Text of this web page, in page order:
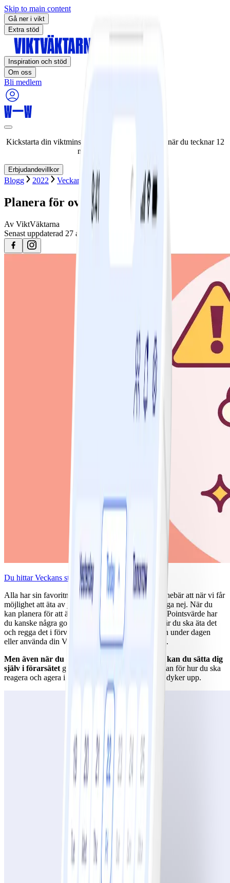
Skip to main content
Gå ner i vikt
Extra stöd
Inspiration och stöd
Om oss
Bli medlem
Kickstarta din viktminskningsresa nu! Spara 50% när du tecknar 12
månaders medlemskap.
Erbjudandevillkor
Blogg 2022 Veckans strategi
Planera för oväntade frestelser
Av ViktVäktarna
Senast uppdaterad 27 april 2023
Du hittar Veckans strategi som PDF här.
Alla har sin favoritmat och sina frestelser, vilket innebär att när vi får
möjlighet att äta av just det är det utmanande att säga nej. När du
kan planera för att äta en favorit som har ett högre Pointsvärde har
du kanske några go-to-strategier: du kan förutse när du ska äta det
och regga det i förväg, äta mer av NollPointsmaten under dagen
eller använda din Veckobonus eller sparade Points.
Men även när du oväntat stöter på en frestelse kan du sätta dig
själv i förarsätet genom att i förväg ha gjort en plan för hur du ska
reagera och agera i stunden när en sådan situation dyker upp.